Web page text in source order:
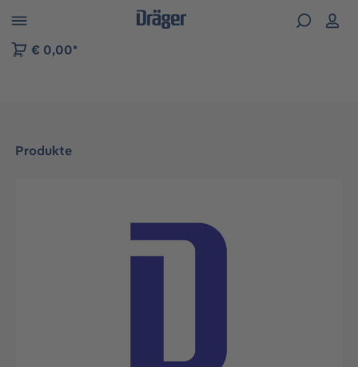
der B2B-Plattform springen
€ 0,00*
Produkte
Bildergalerie überspringen